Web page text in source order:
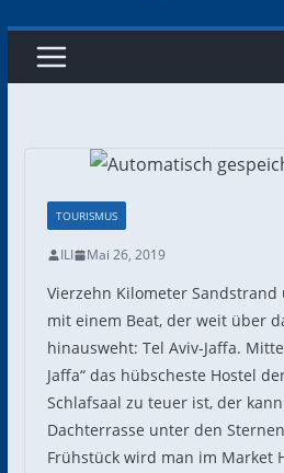
TOURISMUS
ILI Mai 26, 2019
Vierzehn Kilometer
mit einem Beat, der weit über
hinausweht: Tel Aviv-Jaffa.
Jaffa“ das hübscheste Hostel
Schlafsaal zu teuer ist, der
Dachterrasse unter den
Frühstück wird man im Market